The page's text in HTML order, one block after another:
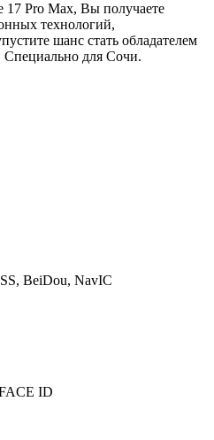
17 Pro Max, Вы получаете
технологий,
шанс стать обладателем
Специально для Сочи.
BeiDou, NavIC
ID